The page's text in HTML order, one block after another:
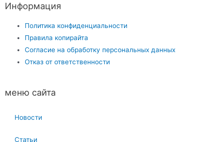
Информация
Политика конфиденциальности
Правила копирайта
Согласие на обработку персональных данных
Отказ от ответственности
меню сайта
Новости
Статьи